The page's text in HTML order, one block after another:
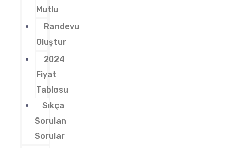
Mutlu
Randevu
Oluştur
2024
Fiyat
Tablosu
Sıkça
Sorulan
Sorular